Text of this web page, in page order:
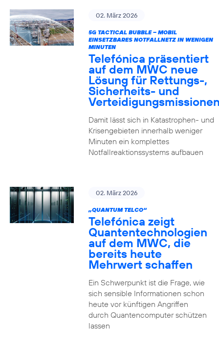
02. März 2026
5G TACTICAL BUBBLE – MOBIL
EINSETZBARES NOTFALLNETZ IN WENIGEN
MINUTEN
Telefónica präsentiert
auf dem MWC neue
Lösung für Rettungs-,
Sicherheits- und
Damit lässt sich in Katastrophen- und
Krisengebieten innerhalb weniger
Minuten ein komplettes
Notfallreaktionssystems aufbauen
02. März 2026
„QUANTUM TELCO“
Telefónica zeigt
Quanten­technologien
auf dem MWC, die
bereits heute
Mehrwert schaffen
Ein Schwerpunkt ist die Frage, wie
sich sensible Informationen schon
heute vor künftigen Angriffen
durch Quantencomputer schützen
lassen